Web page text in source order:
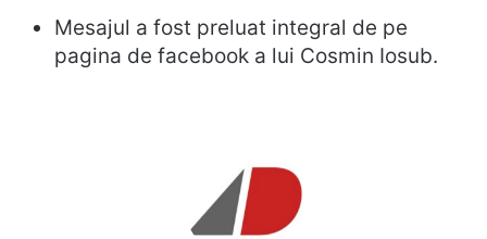
Mesajul a fost preluat integral de pe
pagina de facebook a lui Cosmin Iosub.